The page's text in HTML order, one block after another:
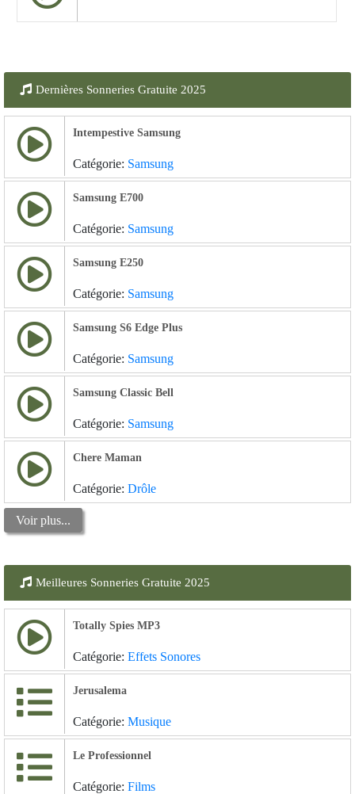
Dernières Sonneries Gratuite 2025
Intempestive Samsung
Catégorie: Samsung
Samsung E700
Catégorie: Samsung
Samsung E250
Catégorie: Samsung
Samsung S6 Edge Plus
Catégorie: Samsung
Samsung Classic Bell
Catégorie: Samsung
Chere Maman
Catégorie: Drôle
Voir plus...
Meilleures Sonneries Gratuite 2025
Totally Spies MP3
Catégorie: Effets Sonores
Jerusalema
Catégorie: Musique
Le Professionnel
Catégorie: Films